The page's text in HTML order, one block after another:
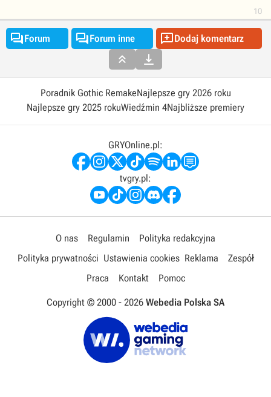
10
Forum Forum inne Dodaj komentarz
 
Poradnik Gothic RemakeNajlepsze gry 2026 roku
Najlepsze gry 2025 rokuWiedźmin 4Najbliższe premiery
GRYOnline.pl:
tvgry.pl:
O nas Regulamin
Polityka redakcyjna
Polityka prywatności Ustawienia cookies Reklama
Zespół
Praca
Kontakt Pomoc
Copyright © 2000 - 2026 Webedia Polska SA